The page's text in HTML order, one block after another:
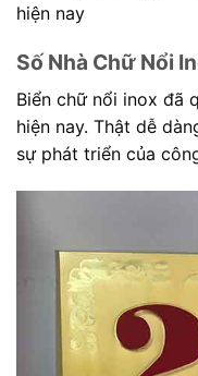
hiện nay
Số Nhà Chữ Nổi
Biển chữ nổi inox đã
hiện nay. Thật dễ
sự phát triển của